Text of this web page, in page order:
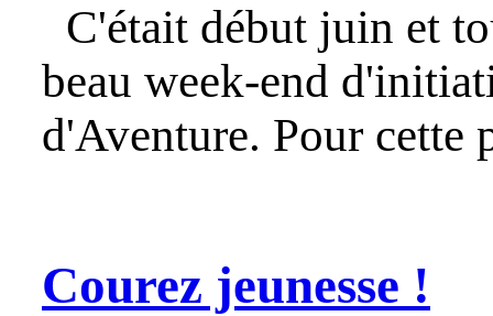
C'était début juin et
beau week-end
d'Aventure. Pour cette
Courez jeunesse !